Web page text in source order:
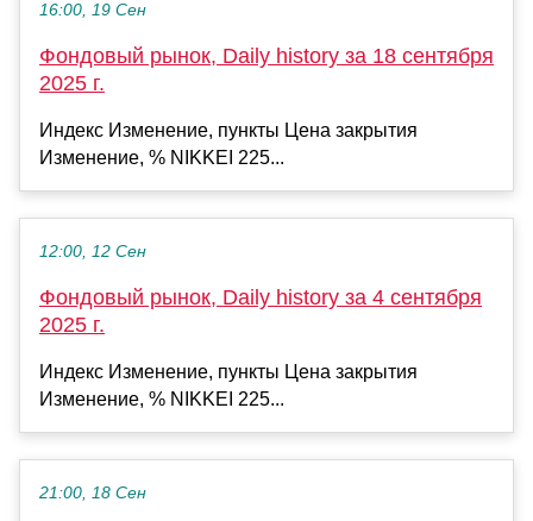
16:00, 19 Сен
Фондовый рынок, Daily history за 18 сентября
2025 г.
Индекс Изменение, пункты Цена закрытия
Изменение, % NIKKEI 225...
12:00, 12 Сен
Фондовый рынок, Daily history за 4 сентября
2025 г.
Индекс Изменение, пункты Цена закрытия
Изменение, % NIKKEI 225...
21:00, 18 Сен